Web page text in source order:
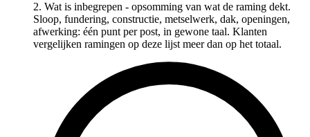
2. Wat is inbegrepen - opsomming van wat de raming dekt.
Sloop, fundering, constructie, metselwerk, dak, openingen,
afwerking: één punt per post, in gewone taal. Klanten
vergelijken ramingen op deze lijst meer dan op het totaal.